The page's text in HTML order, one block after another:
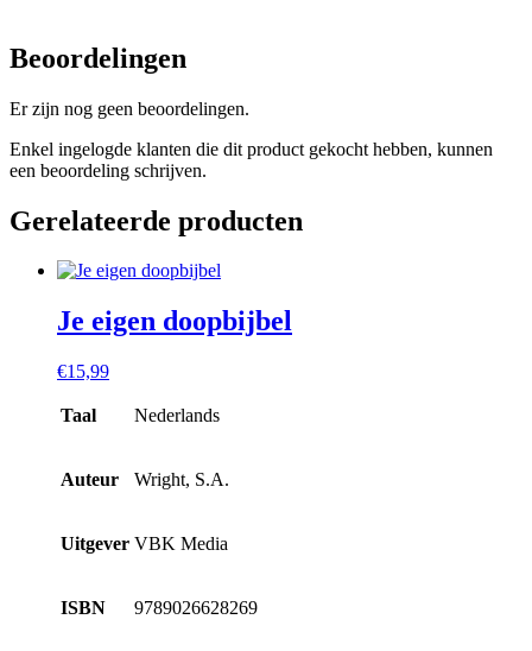
Beoordelingen
Er zijn nog geen beoordelingen.
Enkel ingelogde klanten die dit product gekocht hebben, kunnen
een beoordeling schrijven.
Gerelateerde producten
Je eigen doopbijbel
€15,99
Taal Nederlands
Auteur Wright, S.A.
Uitgever VBK Media
ISBN 9789026628269